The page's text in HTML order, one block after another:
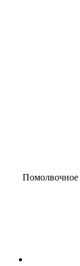
Помолвочное